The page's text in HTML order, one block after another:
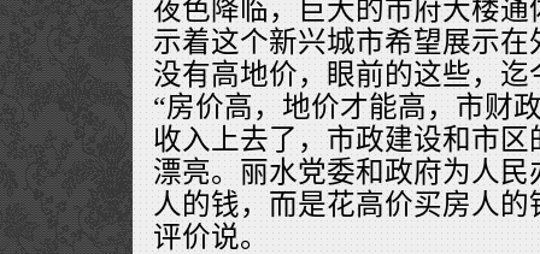
夜色降临，巨大的市府大楼
示着这个新兴城市希望展示
没有高地价，眼前的这些，
“房价高，地价才能高，市财
收入上去了，市政建设和市
漂亮。丽水党委和政府为人
人的钱，而是花高价买房人
评价说。